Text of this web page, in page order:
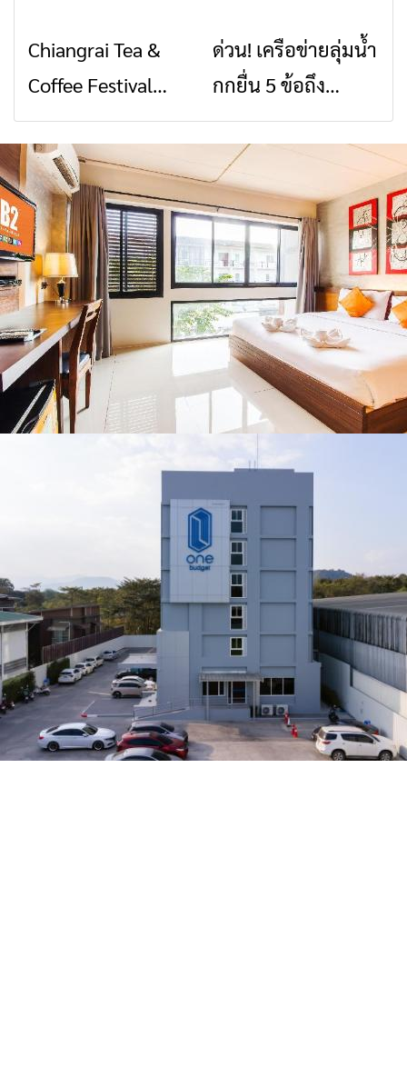
สัญญาณขาด การ
สื่อสารต้องไม่หยุด
สินค้าเด่น และเสน่ห์
วัฒนธรรมจาก 4
จังหวัด เชียงราย
พะเยา แพร่ และ
น่าน พร้อมชม
คอนเสิร์ตจากศิลปิน
ชื่อดังตลอด 5 วัน
ข่าวเชียงราย
Chiangrai Tea &
Coffee Festival
2026
ข่าวเชียงราย
ด่วน! เครือข่ายลุ่มน้ำ
กกยื่น 5 ข้อถึง
รัฐบาล จี้นายกฯ ลง
เชียงราย แก้วิกฤต
สารปนเปื้อนต้นน้ำ